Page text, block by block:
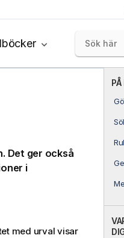
Det ger också
i
med urval visar